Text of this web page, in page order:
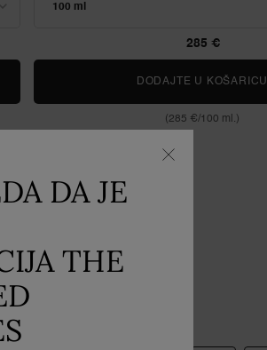
285 €
DODAJTE U KOŠARICU
(285 €/100 ml.)
DA JE
THE